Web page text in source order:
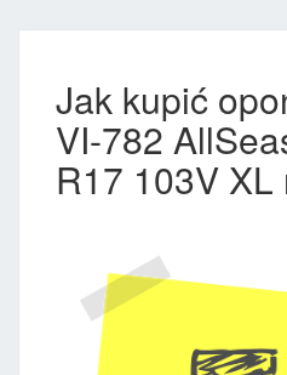
Jak kupić
VI-782
R17 103V XL